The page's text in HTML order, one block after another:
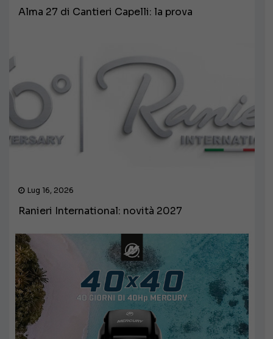
Alma 27 di Cantieri Capelli: la prova
Lug 16, 2026
Ranieri International: novità 2027